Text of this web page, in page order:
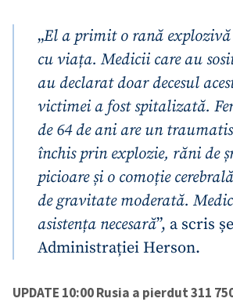
„El a primit o rană
cu viața. Medicii care au
au declarat doar decesul
victimei a fost spitalizată.
de 64 de ani are un
închis prin explozie, răni de
picioare și o comoție
de gravitate moderată.
asistența necesară”, a scris
Administrației Herson.
UPDATE 10:00Rusia a pierdut 311